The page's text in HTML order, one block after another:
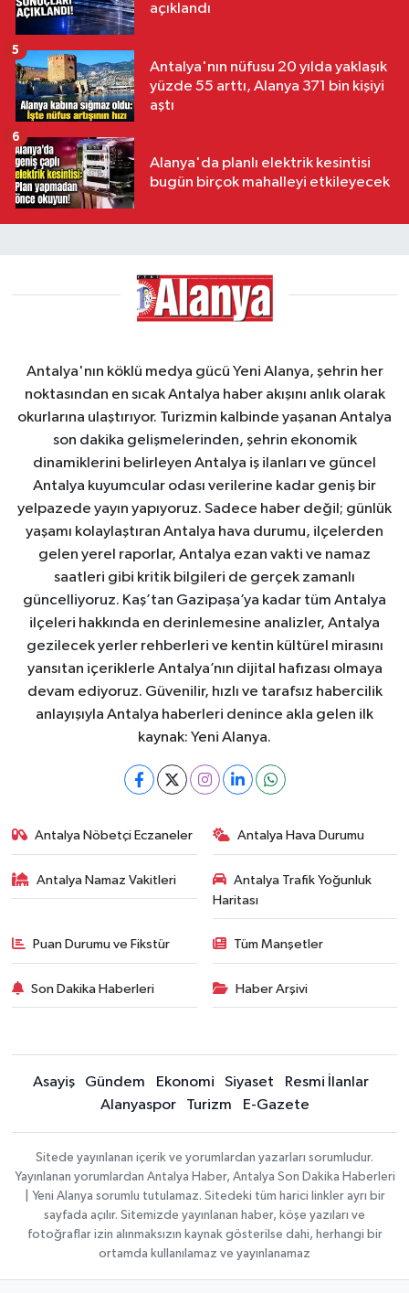
açıklandı
Antalya'nın nüfusu 20 yılda yaklaşık
yüzde 55 arttı, Alanya 371 bin kişiyi
aştı
5
Alanya'da planlı elektrik kesintisi
bugün birçok mahalleyi etkileyecek
6
Antalya'nın köklü medya gücü Yeni Alanya, şehrin her
noktasından en sıcak Antalya haber akışını anlık olarak
okurlarına ulaştırıyor. Turizmin kalbinde yaşanan Antalya
son dakika gelişmelerinden, şehrin ekonomik
dinamiklerini belirleyen Antalya iş ilanları ve güncel
Antalya kuyumcular odası verilerine kadar geniş bir
yelpazede yayın yapıyoruz. Sadece haber değil; günlük
yaşamı kolaylaştıran Antalya hava durumu, ilçelerden
gelen yerel raporlar, Antalya ezan vakti ve namaz
saatleri gibi kritik bilgileri de gerçek zamanlı
güncelliyoruz. Kaş’tan Gazipaşa’ya kadar tüm Antalya
ilçeleri hakkında en derinlemesine analizler, Antalya
gezilecek yerler rehberleri ve kentin kültürel mirasını
yansıtan içeriklerle Antalya’nın dijital hafızası olmaya
devam ediyoruz. Güvenilir, hızlı ve tarafsız habercilik
anlayışıyla Antalya haberleri denince akla gelen ilk
kaynak: Yeni Alanya.
Antalya Nöbetçi Eczaneler Antalya Hava Durumu
Antalya Namaz Vakitleri
Antalya Trafik Yoğunluk
Haritası
Puan Durumu ve Fikstür Tüm Manşetler
Son Dakika Haberleri Haber Arşivi
Asayiş Gündem Ekonomi Siyaset
Resmi İlanlar
Alanyaspor
Turizm E-Gazete
Sitede yayınlanan içerik ve yorumlardan yazarları sorumludur.
Yayınlanan yorumlardan Antalya Haber, Antalya Son Dakika Haberleri
| Yeni Alanya sorumlu tutulamaz. Sitedeki tüm harici linkler ayrı bir
sayfada açılır. Sitemizde yayınlanan haber, köşe yazıları ve
fotoğraflar izin alınmaksızın kaynak gösterilse dahi, herhangi bir
ortamda kullanılamaz ve yayınlanamaz